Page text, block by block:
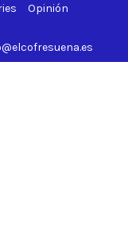
Opinión